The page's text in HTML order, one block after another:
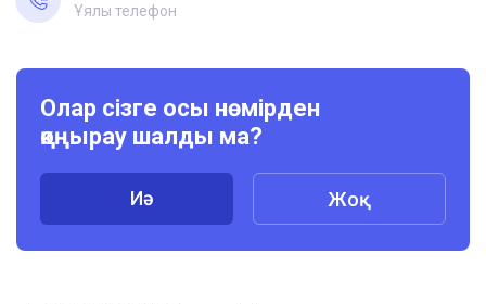
Ұялы телефон
Олар сізге осы нөмірден
қоңырау шалды ма?
Иә Жоқ